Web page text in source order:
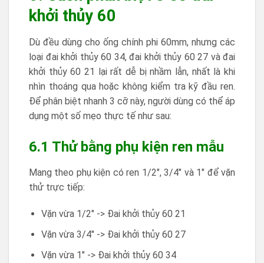
khởi thủy 60
Dù đều dùng cho ống chính phi 60mm, nhưng các
loại đai khởi thủy 60 34, đai khởi thủy 60 27 và đai
khởi thủy 60 21 lại rất dễ bị nhầm lẫn, nhất là khi
nhìn thoáng qua hoặc không kiểm tra kỹ đầu ren.
Để phân biệt nhanh 3 cỡ này, người dùng có thể áp
dụng một số mẹo thực tế như sau:
6.1 Thử bằng phụ kiện ren mẫu
Mang theo phụ kiện có ren 1/2″, 3/4″ và 1″ để vặn
thử trực tiếp:
Vặn vừa 1/2″ -> Đai khởi thủy 60 21
Vặn vừa 3/4″ -> Đai khởi thủy 60 27
Vặn vừa 1″ -> Đai khởi thủy 60 34